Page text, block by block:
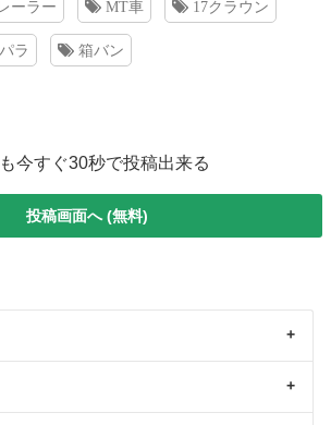
ーラー MT車 17クラウン
ラ 箱バン
今すぐ30秒で投稿出来る
投稿画面へ (無料)